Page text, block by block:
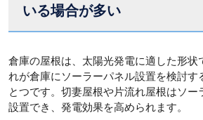
いる場合が多い
倉庫の屋根は、太陽光発電に適した形状
れが倉庫にソーラーパネル設置を検討す
とつです。切妻屋根や片流れ屋根はソー
設置でき、発電効果を高められます。